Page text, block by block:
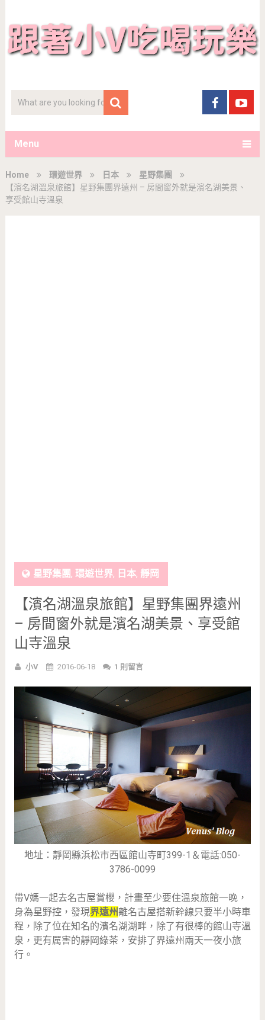
Menu
Home 環遊世界 日本
星野集團
【濱名湖溫泉旅館】星野集團界遠州 – 房間窗外就是濱名湖美景、
享受館山寺溫泉
星野集團 , 環遊世界, 日本, 靜岡
【濱名湖溫泉旅館】星野集團界遠州
– 房間窗外就是濱名湖美景、享受館
山寺溫泉
小V 2016-06-18 1 則留言
地址：靜岡縣浜松市西區館山寺町399-1＆電話:050-
3786-0099
帶V媽一起去名古屋賞櫻，計畫至少要住溫泉旅館一晚，
身為星野控，發現界遠州離名古屋搭新幹線只要半小時車
程，除了位在知名的濱名湖湖畔，除了有很棒的館山寺溫
泉，更有厲害的靜岡綠茶，安排了界遠州兩天一夜小旅
行。